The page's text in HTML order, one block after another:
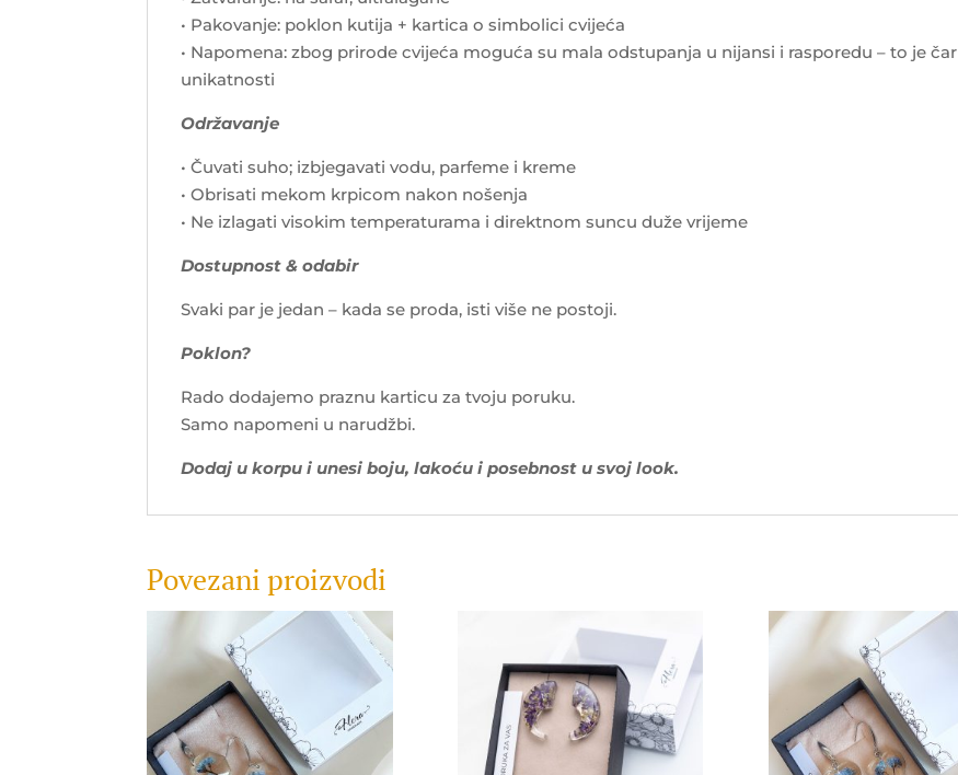
• Pakovanje: poklon kutija + kartica o simbolici cvijeća
• Napomena: zbog prirode cvijeća moguća su mala odstupanja u nijansi i rasporedu – to je čar
unikatnosti
Održavanje
• Čuvati suho; izbjegavati vodu, parfeme i kreme
• Obrisati mekom krpicom nakon nošenja
• Ne izlagati visokim temperaturama i direktnom suncu duže vrijeme
Dostupnost & odabir
Svaki par je jedan – kada se proda, isti više ne postoji.
Poklon?
Rado dodajemo praznu karticu za tvoju poruku.
Samo napomeni u narudžbi.
Dodaj u korpu i unesi boju, lakoću i posebnost u svoj look.
Povezani proizvodi